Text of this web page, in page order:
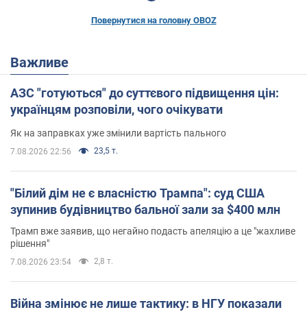
Повернутися на головну OBOZ
Важливе
АЗС "готуються" до суттєвого підвищення цін:
українцям розповіли, чого очікувати
Як на заправках уже змінили вартість пального
7.08.2026 22:56 23,5 т.
"Білий дім не є власністю Трампа": суд США
зупинив будівництво бальної зали за $400 млн
Трамп вже заявив, що негайно подасть апеляцію а це "жахливе
рішення"
7.08.2026 23:54 2,8 т.
Війна змінює не лише тактику: в НГУ показали